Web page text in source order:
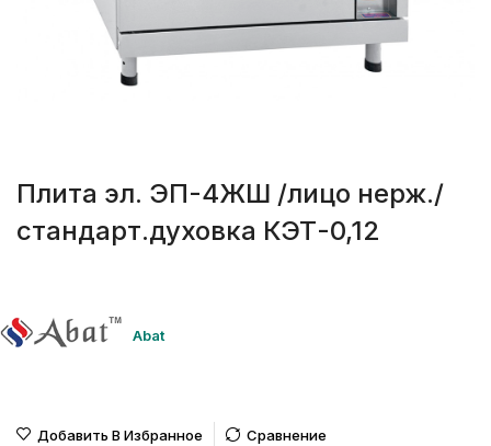
Плита эл. ЭП-4ЖШ /лицо нерж./
стандарт.духовка КЭТ-0,12
Abat
Добавить В Избранное Сравнение